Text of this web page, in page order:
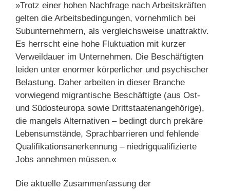
»Trotz einer hohen Nachfrage nach Arbeitskräften
gelten die Arbeitsbedingungen, vornehmlich bei
Subunternehmern, als vergleichsweise unattraktiv.
Es herrscht eine hohe Fluktuation mit kurzer
Verweildauer im Unternehmen. Die Beschäftigten
leiden unter enormer körperlicher und psychischer
Belastung. Daher arbeiten in dieser Branche
vorwiegend migrantische Beschäftigte (aus Ost-
und Südosteuropa sowie Drittstaatenangehörige),
die mangels Alternativen – bedingt durch prekäre
Lebensumstände, Sprachbarrieren und fehlende
Qualifikationsanerkennung – niedrigqualifizierte
Jobs annehmen müssen.«
Die aktuelle Zusammenfassung der